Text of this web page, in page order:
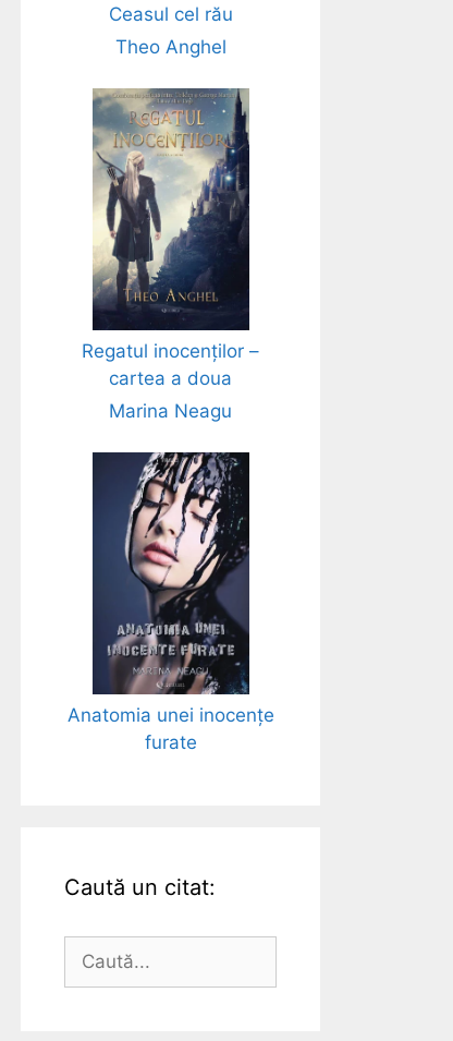
Ceasul cel rău
Theo Anghel
Regatul inocenților –
cartea a doua
Marina Neagu
Anatomia unei inocențe
furate
Caută un citat:
Caută